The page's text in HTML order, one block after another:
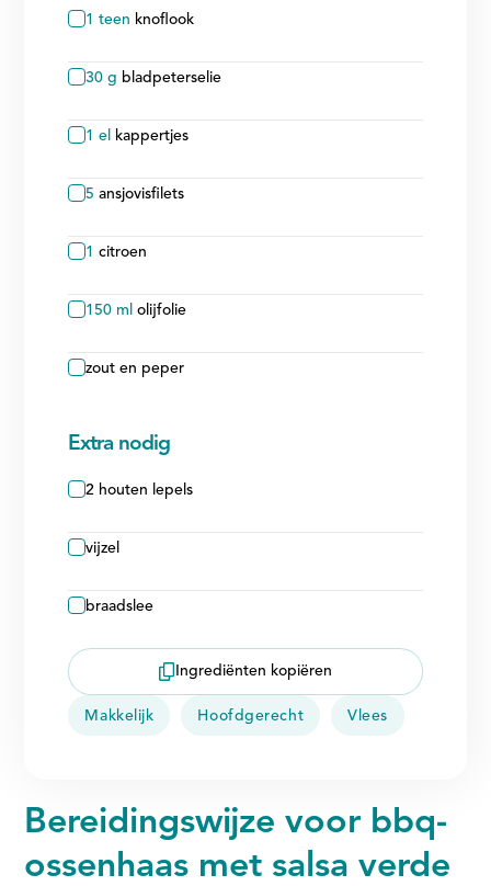
1 teen knoflook
30 g bladpeterselie
1 el kappertjes
5 ansjovisfilets
1 citroen
150 ml olijfolie
zout en peper
Extra nodig
2 houten lepels
vijzel
braadslee
Ingrediënten kopiëren
Makkelijk Hoofdgerecht Vlees
Bereidingswijze voor bbq-
ossenhaas met salsa verde